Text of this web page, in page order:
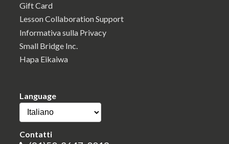
Gift Card
Lesson Collaboration Support
Informativa sulla Privacy
Small Bridge Inc.
Hapa Eikaiwa
Language
Contatti